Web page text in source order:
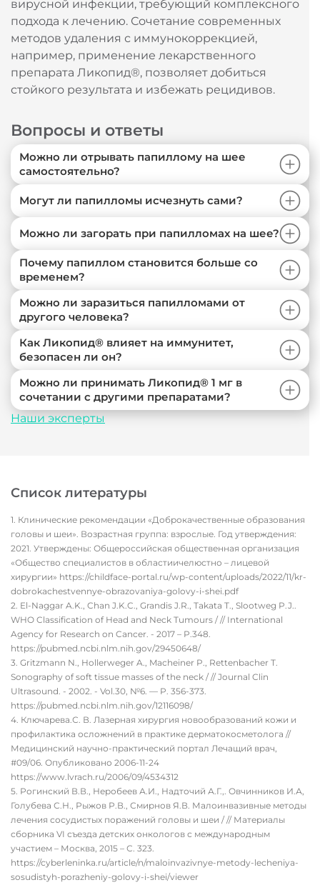
вирусной инфекции, требующий комплексного
подхода к лечению. Сочетание современных
методов удаления с иммунокоррекцией,
например, применение лекарственного
препарата Ликопид®, позволяет добиться
стойкого результата и избежать рецидивов.
Вопросы и ответы
Можно ли отрывать папиллому на шее
самостоятельно?
Могут ли папилломы исчезнуть сами?
Можно ли загорать при папилломах на шее?
Почему папиллом становится больше со
временем?
Можно ли заразиться папилломами от
другого человека?
Как Ликопид® влияет на иммунитет,
безопасен ли он?
Можно ли принимать Ликопид® 1 мг в
сочетании с другими препаратами?
Наши эксперты
Список литературы
Клинические рекомендации «Доброкачественные образования
головы и шеи». Возрастная группа: взрослые. Год утверждения:
2021. Утверждены: Общероссийская общественная организация
«Общество специалистов в областиичелюстно – лицевой
хирургии» https://childface-portal.ru/wp-content/uploads/2022/11/kr-
dobrokachestvennye-obrazovaniya-golovy-i-shei.pdf
El-Naggar A.K., Chan J.K.C., Grandis J.R., Takata T., Slootweg P.J..
WHO Classification of Head and Neck Tumours / // International
Agency for Research on Cancer. - 2017 – P.348.
https://pubmed.ncbi.nlm.nih.gov/29450648/
Gritzmann N., Hollerweger A., Macheiner P., Rettenbacher T.
Sonography of soft tissue masses of the neck / // Journal Clin
Ultrasound. - 2002. - Vol.30, №6. — P. 356-373.
https://pubmed.ncbi.nlm.nih.gov/12116098/
Ключарева.С. В. Лазерная хирургия новообразований кожи и
профилактика осложнений в практике дерматокосметолога //
Медицинский научно-практический портал Лечащий врач,
#09/06. Опубликовано 2006-11-24
https://www.lvrach.ru/2006/09/4534312
Рогинский В.В., Неробеев А.И., Надточий А.Г.,. Овчинников И.А,
Голубева С.Н., Рыжов Р.В., Смирнов Я.В. Малоинвазивные методы
лечения сосудистых поражений головы и шеи / // Материалы
сборника VI съезда детских онкологов с международным
участием – Москва, 2015 – С. 323.
https://cyberleninka.ru/article/n/maloinvazivnye-metody-lecheniya-
sosudistyh-porazheniy-golovy-i-shei/viewer